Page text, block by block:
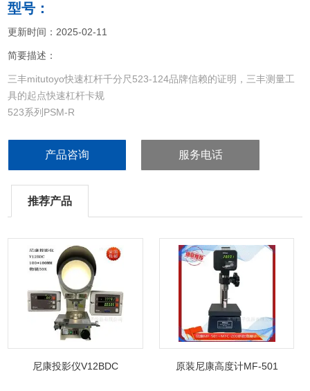
型号：
更新时间：2025-02-11
简要描述：
三丰mitutoyo快速杠杆千分尺523-124品牌信赖的证明，三丰测量工
具的起点快速杠杆卡规
523系列PSM-R
硬涂层表蒙：提高防油，抗划性能。
产品咨询 服务电话
推荐产品
尼康投影仪V12BDC 原装尼康高度计MF-501